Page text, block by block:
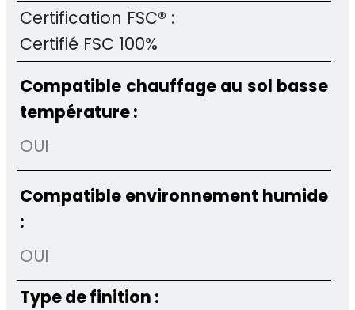
Certification FSC® :
Certifié FSC 100%
Compatible chauffage au sol basse
température :
OUI
Compatible environnement humide
:
OUI
Type de finition :